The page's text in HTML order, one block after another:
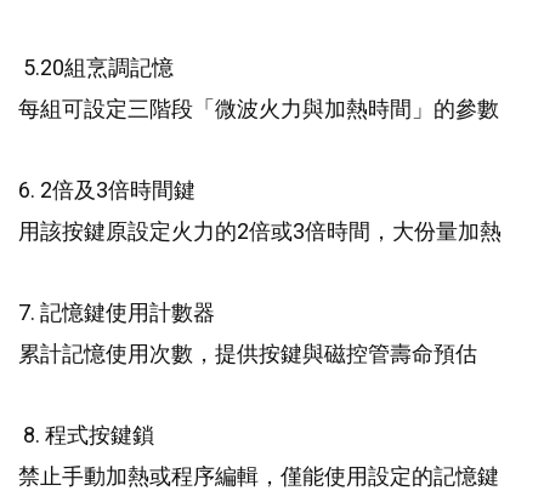
5.20組烹調記憶
每組可設定三階段「微波火力與加熱時間」的參數
6. 2倍及 3倍時間鍵
用該按鍵原設定火力的2倍或3倍時間，大份量加熱
7. 記憶鍵使用計數器
累計記憶使用次數，提供按鍵與磁控管壽命預估
8. 程式按鍵鎖
禁止手動加熱或程序編輯，僅能使用設定的記憶鍵